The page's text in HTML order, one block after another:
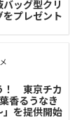
ッグ型クリ
プレゼント
！ 東京チカ
香るうなき
」を提供開始